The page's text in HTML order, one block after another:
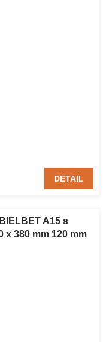
DETAIL
A15 s
x 380 mm 120 mm